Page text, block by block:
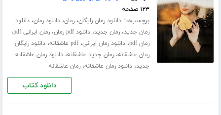
۱۲۳ صفحه
برچسب‌ها:دانلود رمان رایگان،رمان،دانلود رمان،دانلود
رمان جدید،رمان جدید،دانلود pdf رمان ،رمان ایرانی pdf ،
رمان pdf ،دانلود رمان ایرانی،pdf عاشقانه ،دانلود رایگان
رمان عاشقانه،رمان جدید عاشقانه،دانلود رمان عاشقانه
جدید،دانلود رمان عاشقانه،رمان عاشقانه
دانلود کتاب